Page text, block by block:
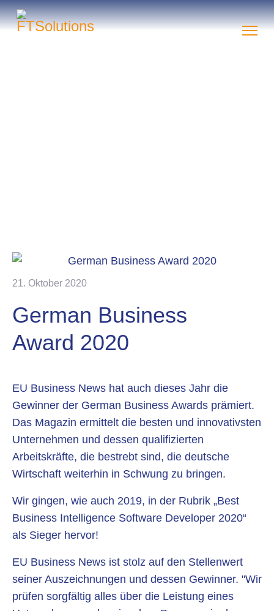
21. Oktober 2020
German Business
Award 2020
EU Business News hat auch dieses Jahr die
Gewinner der German Business Awards prämiert.
Das Magazin ermittelt die besten und innovativsten
Unternehmen und dessen qualifizierten
Arbeitskräfte, die bestrebt sind, die deutsche
Wirtschaft weiterhin in Schwung zu bringen.
Wir gingen, wie auch 2019, in der Rubrik „Best
Business Intelligence Software Developer 2020“
als Sieger hervor!
EU Business News ist stolz auf den Stellenwert
seiner Auszeichnungen und dessen Gewinner. "Wir
prüfen sorgfältig alles über die Leistung eines